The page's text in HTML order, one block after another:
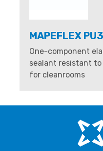
MAPEFLEX
One-component
sealant resistant
for cleanrooms